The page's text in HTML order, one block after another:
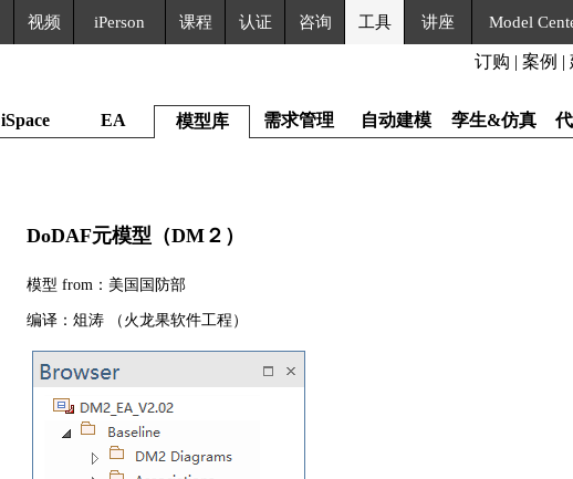
视频 iPerson 课程 认证 咨询 工具 讲座 Model
订购 | 案例 |
iSpace EA 模型库 需求管理 自动建模 孪生&仿真
DoDAF元模型（DM２）
模型 from：美国国防部
编译：俎涛 （火龙果软件工程）